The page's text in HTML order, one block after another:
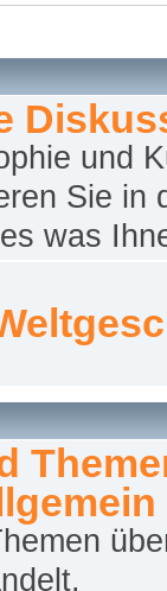
und
Sie in
was